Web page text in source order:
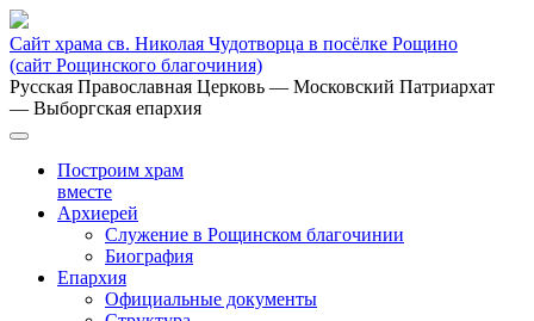
Сайт храма св. Николая Чудотворца в посёлке Рощино
(сайт Рощинского благочиния)
Русская Православная Церковь — Московский Патриархат
— Выборгская епархия
Построим храм
вместе
Архиерей
Служение в Рощинском благочинии
Биография
Епархия
Официальные документы